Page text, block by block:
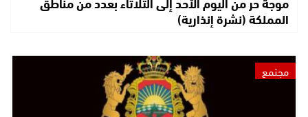
المملكة (نشرة إنذارية)
مجتمع